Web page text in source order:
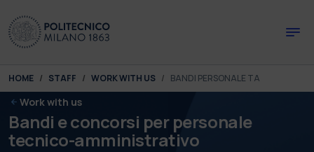
You are here:
HOME STAFF WORK WITH US BANDI PERSONALE TA
Work with us
Bandi e concorsi per personale
tecnico-amministrativo